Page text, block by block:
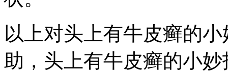
以上对头上有牛皮癣的
助，头上有牛皮癣的小